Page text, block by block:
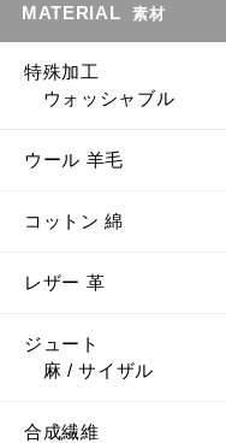
MATERIAL 素材
特殊加工
ウォッシャブル
ウール 羊毛
コットン 綿
レザー 革
ジュート
麻 / サイザル
合成繊維